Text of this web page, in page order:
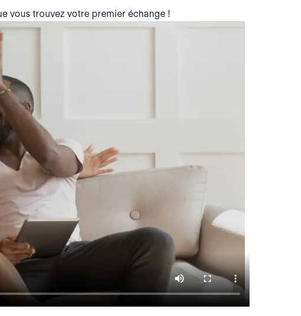
vous trouvez votre premier échange !